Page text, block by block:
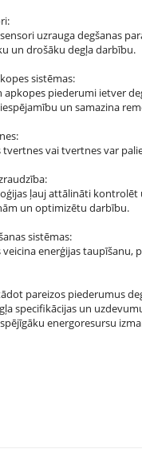
uzrauga degšanas
un drošāku degļa darbību.
sistēmas:
apkopes piederumi ietver
un samazina
tvertnes vai tvertnes var
ļauj attālināti kontrolēt
un optimizētu darbību.
sistēmas:
veicina enerģijas
pareizos piederumus
specifikācijas un
energoresursu